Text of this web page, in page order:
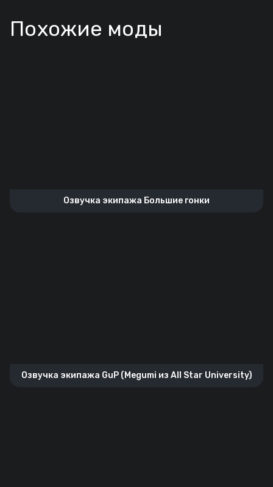
Похожие моды
Озвучка экипажа Большие гонки
Озвучка экипажа GuP (Megumi из All Star University)